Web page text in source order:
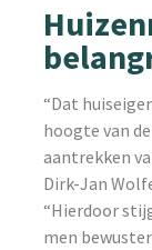
“Dat
hoogte van
aantrekken
Dirk-Jan
“Hierdoor
men